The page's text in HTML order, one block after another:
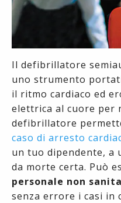
Il defibrillatore
uno strumento
il ritmo cardiaco ed
elettrica al cuore per
defibrillatore
caso di arresto
un tuo dipendente, a
da morte certa. Può
personale non
senza errore i casi in